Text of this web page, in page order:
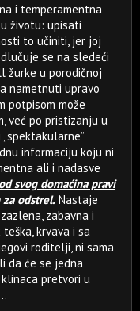
i temperamentna
životu: upisati
to učiniti, jer joj
se na sledeći
žurke u porodičnoj
nametnuti upravo
potpisom može
već po pristizanju u
informaciju koju ni
ali i nadasve
svog domaćina pravi
odstrel. Nastaje
zabavna i
krvava i sa
roditelji, ni sama
da će se jedna
pretvori u